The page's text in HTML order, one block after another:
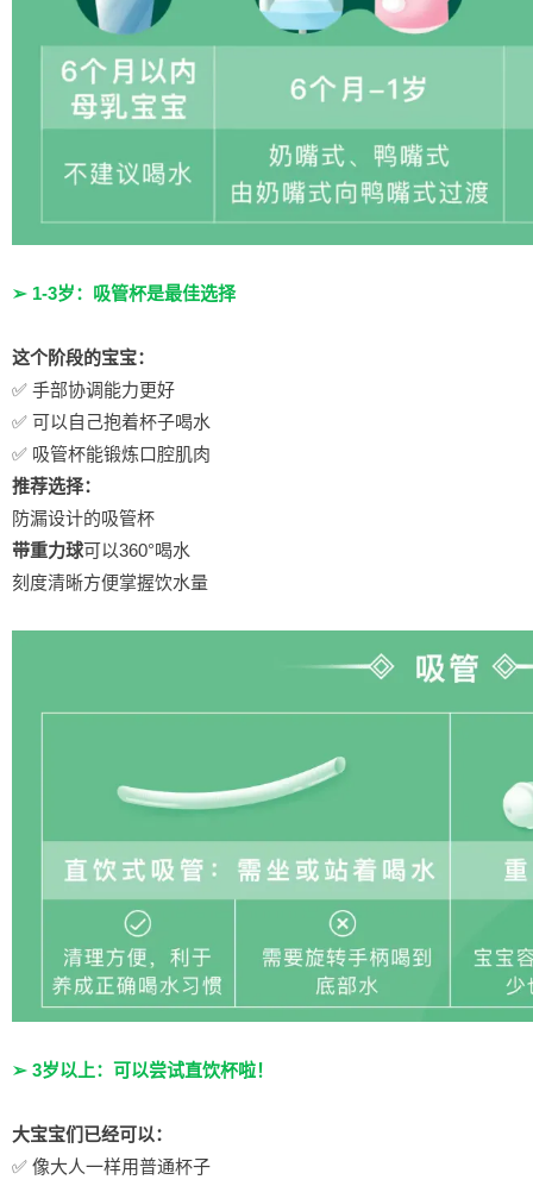
➢ 1-3岁：吸管杯是最佳选择
这个阶段的宝宝：
✅ 手部协调能力更好
✅ 可以自己抱着杯子喝水
✅ 吸管杯能锻炼口腔肌肉
推荐选择：
防漏设计的吸管杯
带重力球可以360°喝水
刻度清晰方便掌握饮水量
➢ 3岁以上：可以尝试直饮杯啦！
大宝宝们已经可以：
✅ 像大人一样用普通杯子